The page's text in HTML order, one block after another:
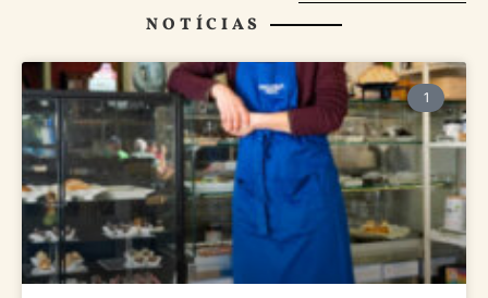
NOTÍCIAS
1